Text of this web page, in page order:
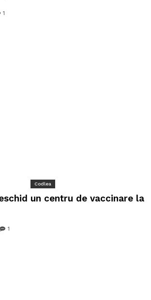
1
Codlea
un centru de vaccinare la
1